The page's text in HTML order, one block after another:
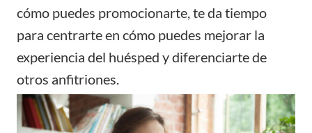
cómo puedes promocionarte, te da tiempo
para centrarte en cómo puedes mejorar la
experiencia del huésped y diferenciarte de
otros anfitriones.